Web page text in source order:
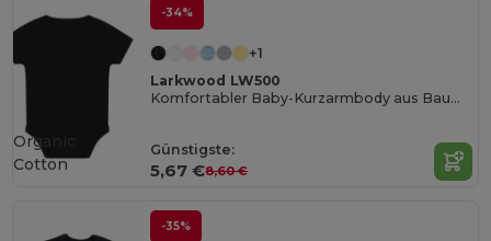
-34%
+1
Larkwood LW500
Komfortabler Baby-Kurzarmbody aus Baumwolle
Günstigste:
5,67 €8,60 €
Organic
Cotton
-35%